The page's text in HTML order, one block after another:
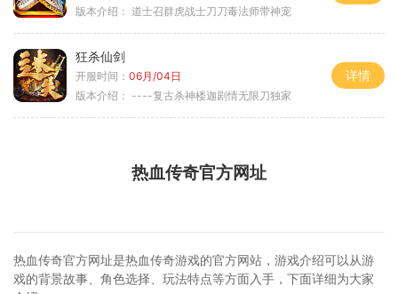
版本介绍： 道士召群虎战士刀刀毒法师带神宠
狂杀仙剑
开服时间： 06月/04日
版本介绍： ----复古杀神楼迦剧情无限刀独家
详情
热血传奇官方网址
热血传奇官方网址是热血传奇游戏的官方网站，游戏介绍可以从游
戏的背景故事、角色选择、玩法特点等方面入手，下面详细为大家